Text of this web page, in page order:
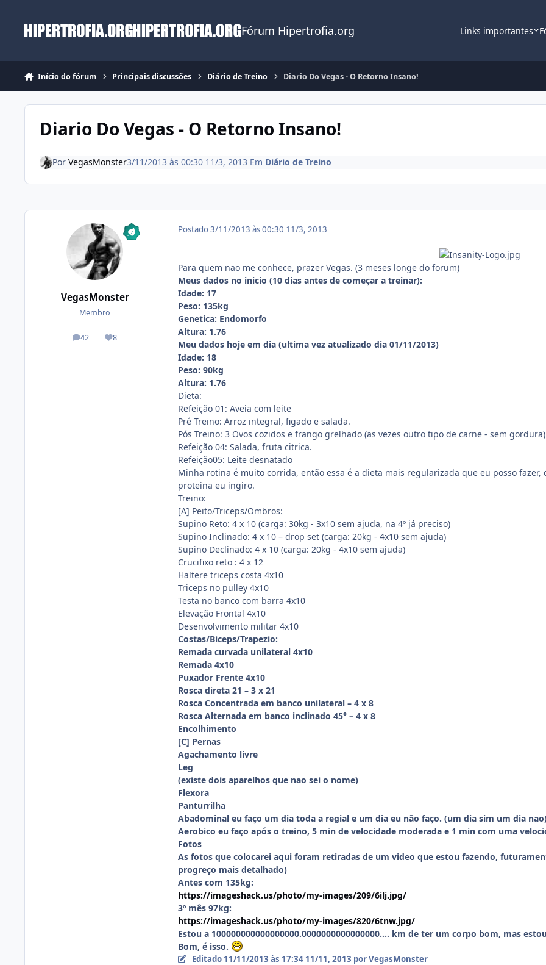
Fórum Hipertrofia.org Links importantes
Início do fórum Principais discussões Diário de Treino Diario Do Vegas - O Retorno Insano!
Diario Do Vegas - O Retorno Insano!
Por VegasMonster3/11/2013 às 00:30 11/3, 2013 Em Diário de Treino
VegasMonster
Membro
42
posts 8
Reputação
Postado3/11/2013 às 00:30 11/3, 2013
Para quem nao me conhece, prazer Vegas. (3 meses longe do forum)
Meus dados no inicio (10 dias antes de começar a treinar):
Idade: 17
Peso: 135kg
Genetica: Endomorfo
Altura: 1.76
Meu dados hoje em dia (ultima vez atualizado dia 01/11/2013)
Idade: 18
Peso: 90kg
Altura: 1.76
Dieta:
Refeição 01: Aveia com leite
Pré Treino: Arroz integral, figado e salada.
Pós Treino: 3 Ovos cozidos e frango grelhado (as vezes outro tipo de carne - sem gordura)
Refeição 04: Salada, fruta citrica.
Refeição05: Leite desnatado
Minha rotina é muito corrida, então essa é a dieta mais regularizada que eu posso
proteina eu ingiro.
Treino:
[A] Peito/Triceps/Ombros:
Supino Reto: 4 x 10 (carga: 30kg - 3x10 sem ajuda, na 4º já preciso)
Supino Inclinado: 4 x 10 – drop set (carga: 20kg - 4x10 sem ajuda)
Supino Declinado: 4 x 10 (carga: 20kg - 4x10 sem ajuda)
Crucifixo reto : 4 x 12
Haltere triceps costa 4x10
Triceps no pulley 4x10
Testa no banco com barra 4x10
Elevação Frontal 4x10
Desenvolvimento militar 4x10
Costas/Biceps/Trapezio:
Remada curvada unilateral 4x10
Remada 4x10
Puxador Frente 4x10
Rosca direta 21 – 3 x 21
Rosca Concentrada em banco unilateral – 4 x 8
Rosca Alternada em banco inclinado 45° – 4 x 8
Encolhimento
[C] Pernas
Agachamento livre
Leg
(existe dois aparelhos que nao sei o nome)
Flexora
Panturrilha
Abadominal eu faço um dia toda a regial e um dia eu não faço. (um dia sim um dia
Aerobico eu faço após o treino, 5 min de velocidade moderada e 1 min com uma
Fotos
As fotos que colocarei aqui foram retiradas de um video que estou fazendo,
progreço mais detalhado)
Antes com 135kg:
https://imageshack.us/photo/my-images/209/6ilj.jpg/
3º mês 97kg:
https://imageshack.us/photo/my-images/820/6tnw.jpg/
Estou a 100000000000000000.0000000000000000.... km de ter um corpo bom, mas
Bom, é isso.
Editado 11/11/2013 às 17:34 11/11, 2013 por VegasMonster